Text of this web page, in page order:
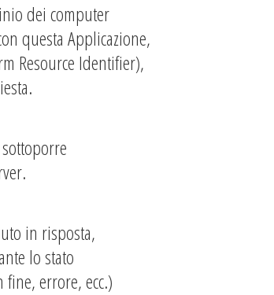
dei computer
questa Applicazione,
Resource Identifier),
in risposta,
lo stato
errore, ecc.)